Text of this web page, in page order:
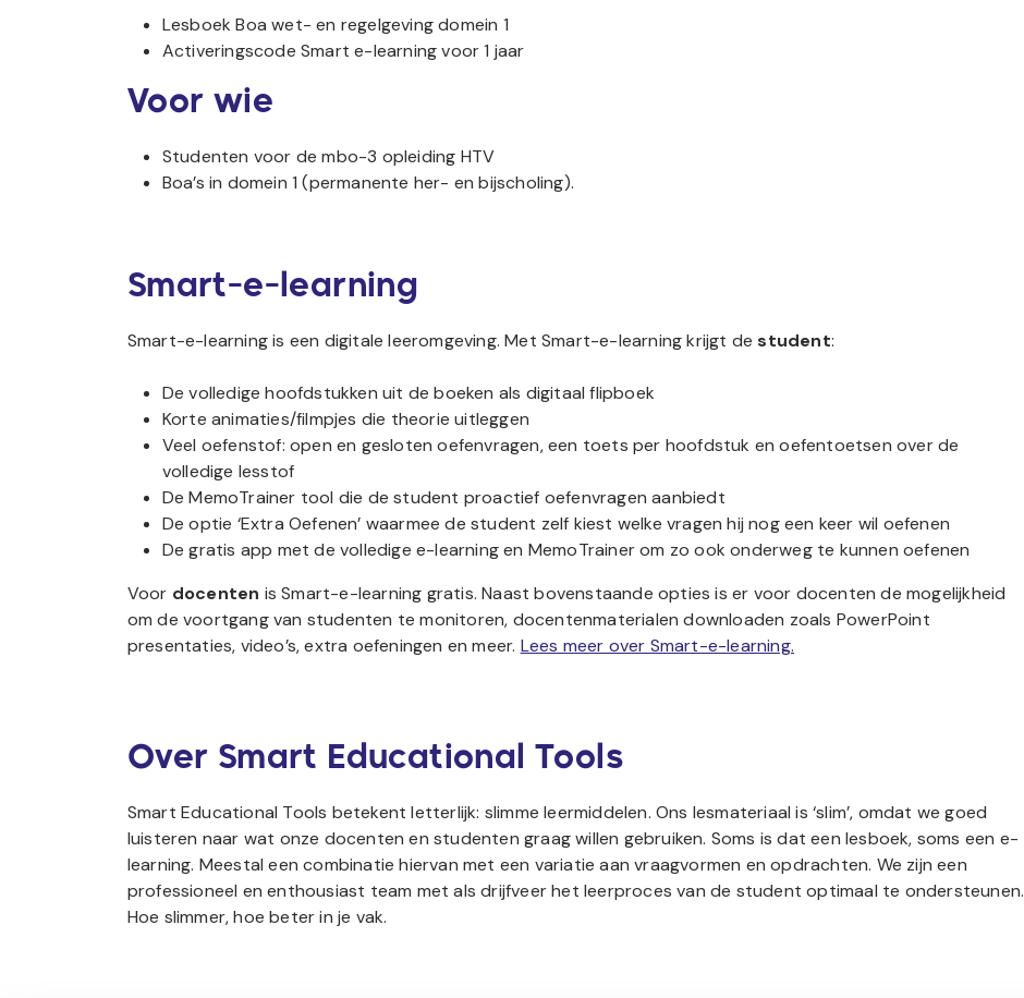
Lesboek Boa wet- en regelgeving domein 1
Activeringscode Smart e-learning voor 1 jaar
Voor wie
Studenten voor de mbo-3 opleiding HTV
Boa’s in domein 1 (permanente her- en bijscholing).
Smart-e-learning
Smart-e-learning is een digitale leeromgeving. Met Smart-e-learning krijgt de student:
De volledige hoofdstukken uit de boeken als digitaal flipboek
Korte animaties/filmpjes die theorie uitleggen
Veel oefenstof: open en gesloten oefenvragen, een toets per hoofdstuk en oefentoetsen over de
volledige lesstof
De MemoTrainer tool die de student proactief oefenvragen aanbiedt
De optie ‘Extra Oefenen’ waarmee de student zelf kiest welke vragen hij nog een keer wil oefenen
De gratis app met de volledige e-learning en MemoTrainer om zo ook onderweg te kunnen oefenen
Voor docenten is Smart-e-learning gratis. Naast bovenstaande opties is er voor docenten de mogelijkheid
om de voortgang van studenten te monitoren, docentenmaterialen downloaden zoals PowerPoint
presentaties, video’s, extra oefeningen en meer. Lees meer over Smart-e-learning.
Over Smart Educational Tools
Smart Educational Tools betekent letterlijk: slimme leermiddelen. Ons lesmateriaal is ‘slim’, omdat we goed
luisteren naar wat onze docenten en studenten graag willen gebruiken. Soms is dat een lesboek, soms een e-
learning. Meestal een combinatie hiervan met een variatie aan vraagvormen en opdrachten. We zijn een
professioneel en enthousiast team met als drijfveer het leerproces van de student optimaal te ondersteunen.
Hoe slimmer, hoe beter in je vak.